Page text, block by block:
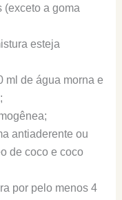
(exceto a goma
esteja
ml de água morna e
antiaderente ou
de coco e coco
por pelo menos 4